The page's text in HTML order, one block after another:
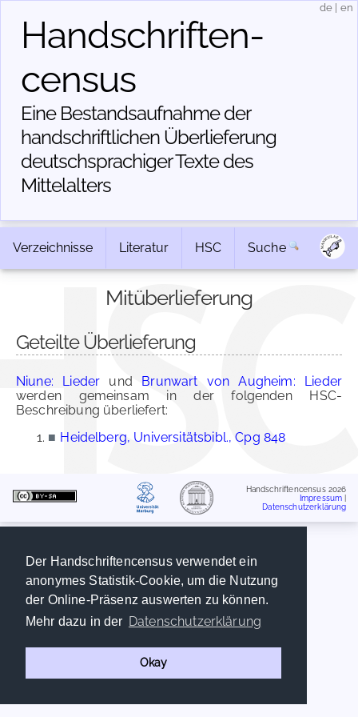
Der Handschriftencensus verwendet ein
anonymes Statistik-Cookie, um die Nutzung
der Online-Präsenz auswerten zu können.
Mehr dazu in der Datenschutzerklärung
Okay
Handschriften­
census
Eine Bestandsaufnahme der
handschriftlichen Über­lieferung
deutschsprachiger Texte des
Mittelalters
de en
Verzeichnisse Literatur HSC Suche
Mitüberlieferung
Geteilte Überlieferung
Niune: Lieder und Brunwart von Augheim: Lieder
werden gemeinsam in der folgenden HSC-
Beschreibung überliefert:
■ Heidelberg, Universitätsbibl., Cpg 848
Handschriftencensus 2026
Impressum
Datenschutzerklärung